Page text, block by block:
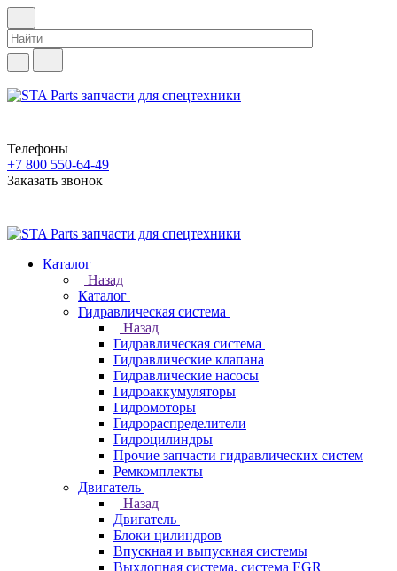
Телефоны
+7 800 550-64-49
Заказать звонок
Каталог
Назад
Каталог
Гидравлическая система
Назад
Гидравлическая система
Гидравлические клапана
Гидравлические насосы
Гидроаккумуляторы
Гидромоторы
Гидрораспределители
Гидроцилиндры
Прочие запчасти гидравлических систем
Ремкомплекты
Двигатель
Назад
Двигатель
Блоки цилиндров
Впускная и выпускная системы
Выхлопная система, система EGR